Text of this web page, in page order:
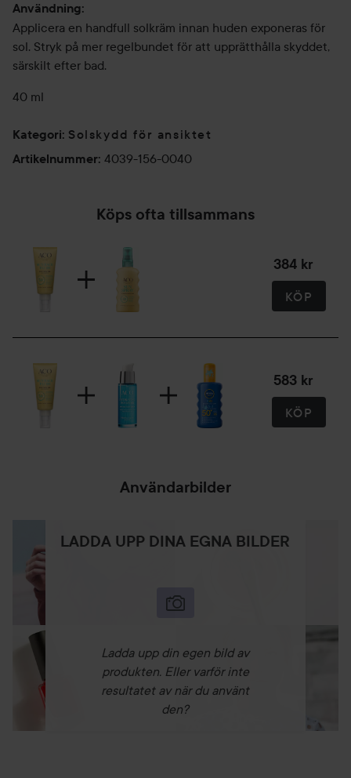
Användning:
Applicera en handfull solkräm innan huden exponeras för
sol. Stryk på mer regelbundet för att upprätthålla skyddet,
särskilt efter bad.
40 ml
Kategori: Solskydd för ansiktet
Artikelnummer: 4039-156-0040
Köps ofta tillsammans
384 kr
KÖP
583 kr
KÖP
Användarbilder
LADDA UPP DINA EGNA BILDER
Ladda upp din egen bild av
produkten. Eller varför inte
resultatet av när du använt
den?